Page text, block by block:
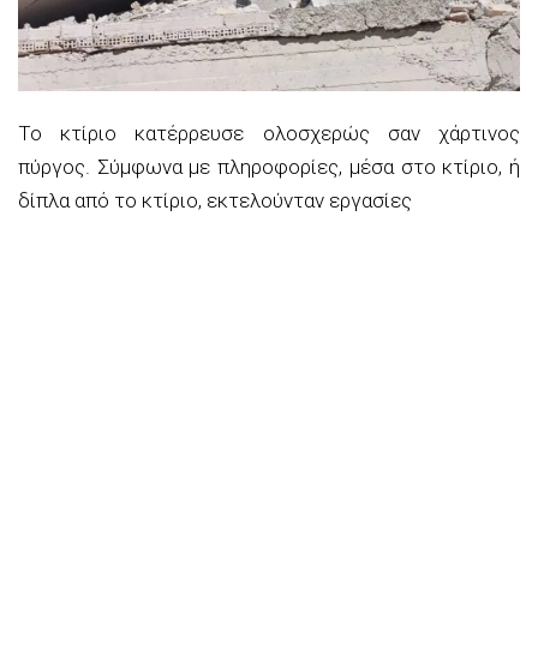
Το κτίριο κατέρρευσε ολοσχερώς σαν χάρτινος
πύργος. Σύμφωνα με πληροφορίες, μέσα στο κτίριο, ή
δίπλα από το κτίριο, εκτελούνταν εργασίες